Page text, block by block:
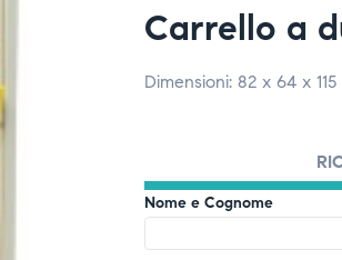
Carrello a
Dimensioni: 82 x 64 x 115
Nome e Cognome